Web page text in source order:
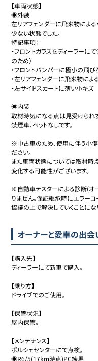
【車両状態】
◉外装
左リアフェンダーに飛来物によ
少ない状態でした。
特記事項：
・フロントガラスをディーラーに
のため）
・フロントバンパーに極小の飛び
・左リアフェンダーに飛来物によ
・左サイドスカートに薄い小キズ
◉内装
取材時気になる点は見受けられ
禁煙車、ペットなしです。
※中古車のため、使用に伴う小
ださい。
また車両状態については取材時
変化する可能性がございます。
※自動車テスターによる診断(オ
りません。保証継承時にエラー
協議の上で解決していくことにな
オーナーと愛車の出会
【購入先】
ディーラーにて新車で購入。
【乗り方】
ドライブでのご使用。
【保管状況】
屋内保管。
【メンテナンス】
ポルシェセンターにて点検。
◉R6/5(17km時点)PC練馬